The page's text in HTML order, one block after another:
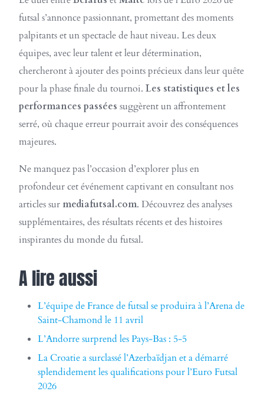
futsal s’annonce passionnant, promettant des moments
palpitants et un spectacle de haut niveau. Les deux
équipes, avec leur talent et leur détermination,
chercheront à ajouter des points précieux dans leur quête
pour la phase finale du tournoi. Les statistiques et les
performances passées suggèrent un affrontement
serré, où chaque erreur pourrait avoir des conséquences
majeures.
Ne manquez pas l’occasion d’explorer plus en
profondeur cet événement captivant en consultant nos
articles sur mediafutsal.com. Découvrez des analyses
supplémentaires, des résultats récents et des histoires
inspirantes du monde du futsal.
A lire aussi
L’équipe de France de futsal se produira à l’Arena de
Saint-Chamond le 11 avril
L’Andorre surprend les Pays-Bas : 5-5
La Croatie a surclassé l’Azerbaïdjan et a démarré
splendidement les qualifications pour l’Euro Futsal
2026